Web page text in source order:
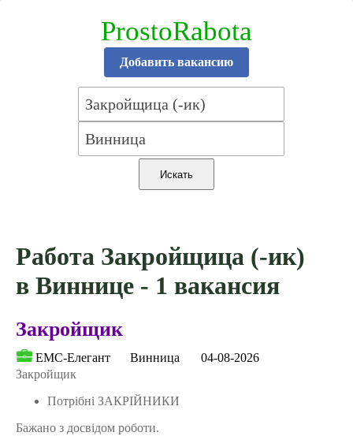
ProstoRabota
Добавить вакансию
Работа Закройщица (-ик)
в Виннице - 1 вакансия
Закройщик
ЕМС-Елегант Винница
04-08-2026
Закройщик
Потрібні ЗАКРІЙНИКИ
Бажано з досвідом роботи.